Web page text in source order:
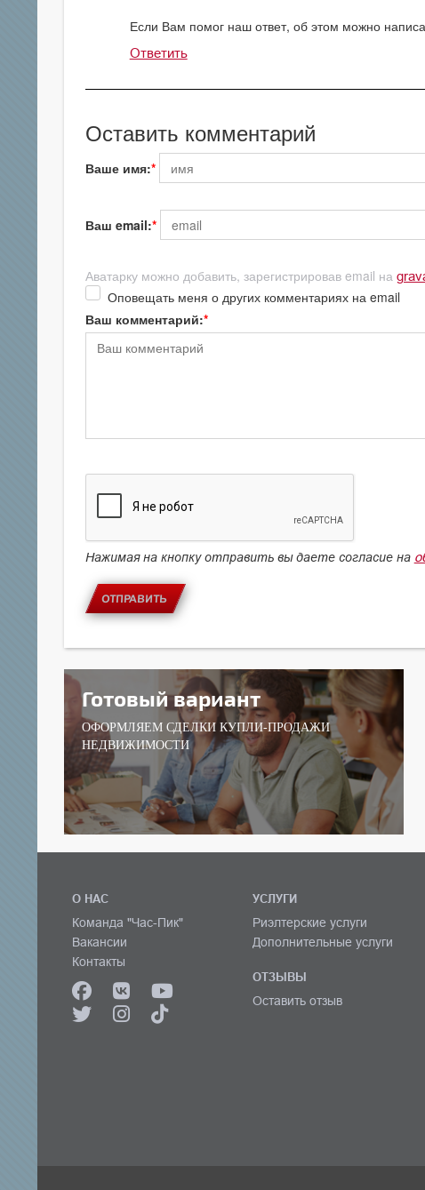
Если Вам помог наш ответ, об этом можно
Ответить
Оставить комментарий
Ваше имя:
Ваш email:
Аватарку можно добавить, зарегистрировав email на
Оповещать меня о других комментариях на email
Ваш комментарий:
Нажимая на кнопку отправить вы даете согласие на
ОТПРАВИТЬ
Готовый вариант
ОФОРМЛЯЕМ СДЕЛКИ КУПЛИ-ПРОДАЖИ
НЕДВИЖИМОСТИ
О НАС
Команда "Час-Пик"
Вакансии
Контакты
УСЛУГИ
Риэлтерские услуги
Дополнительные услуги
ОТЗЫВЫ
Оставить отзыв